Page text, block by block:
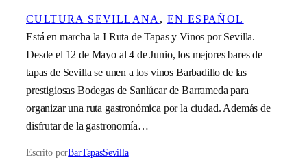
CULTURA SEVILLANA, EN ESPAÑOL
Está en marcha la I Ruta de Tapas y Vinos por Sevilla.
Desde el 12 de Mayo al 4 de Junio, los mejores bares de
tapas de Sevilla se unen a los vinos Barbadillo de las
prestigiosas Bodegas de Sanlúcar de Barrameda para
organizar una ruta gastronómica por la ciudad. Además de
disfrutar de la gastronomía…
Escrito porBarTapasSevilla